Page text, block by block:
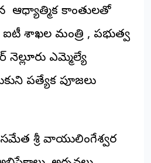
ఆధ్యాత్మిక కాంతులతో
శాఖల మంత్రి , ప్రభుత్వ
ఎమ్మెల్యే
ప్రత్యేక పూజలు
సమేత శ్రీ వాయులింగేశ్వర